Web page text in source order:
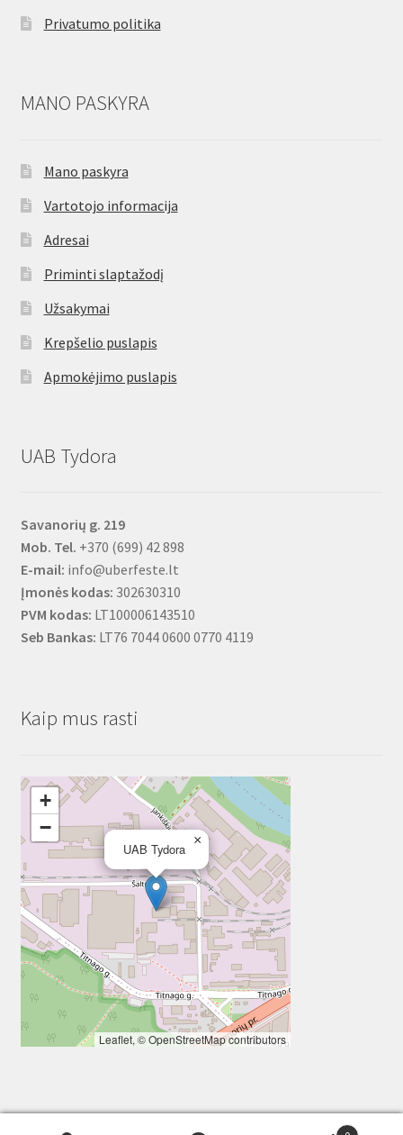
Privatumo politika
MANO PASKYRA
Mano paskyra
Vartotojo informacija
Adresai
Priminti slaptažodį
Užsakymai
Krepšelio puslapis
Apmokėjimo puslapis
UAB Tydora
Savanorių g. 219
Mob. Tel. +370 (699) 42 898
E-mail: info@uberfeste.lt
Įmonės kodas: 302630310
PVM kodas: LT100006143510
Seb Bankas: LT76 7044 0600 0770 4119
Kaip mus rasti
UAB Tydora
×
+
−
Leaflet, ©OpenStreetMapcontributors